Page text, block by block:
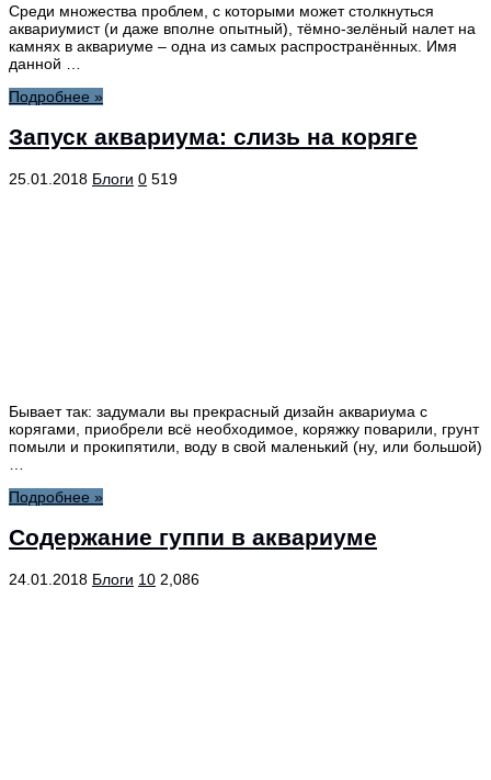
Среди множества проблем, с которыми может столкнуться
аквариумист (и даже вполне опытный), тёмно-зелёный налет на
камнях в аквариуме – одна из самых распространённых. Имя
данной …
Подробнее »
Запуск аквариума: слизь на коряге
25.01.2018 Блоги 0 519
Бывает так: задумали вы прекрасный дизайн аквариума с
корягами, приобрели всё необходимое, коряжку поварили, грунт
помыли и прокипятили, воду в свой маленький (ну, или большой)
Подробнее »
Содержание гуппи в аквариуме
24.01.2018 Блоги 10 2,086